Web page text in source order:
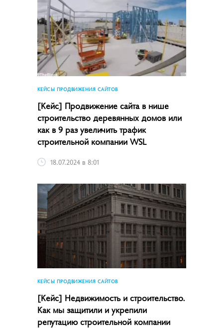
КЕЙСЫ ПРОДВИЖЕНИЯ САЙТОВ
[Кейс] Продвижение сайта в нише
строительство деревянных домов или
как в 9 раз увеличить трафик
строительной компании WSL
18.07.2024 в 8:01
КЕЙСЫ ПРОДВИЖЕНИЯ САЙТОВ
[Кейс] Недвижимость и строительство.
Как мы защитили и укрепили
репутацию строительной компании